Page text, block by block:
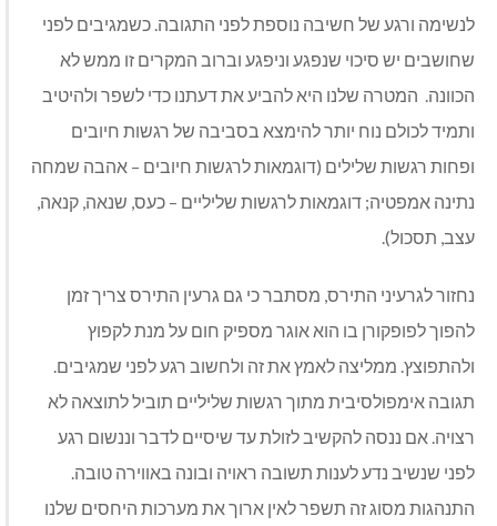
לנשימה ורגע של חשיבה נוספת לפני התגובה. כשמגיבים לפני
שחושבים יש סיכוי שנפגע וניפגע וברוב המקרים זו ממש לא
הכוונה. המטרה שלנו היא להביע את דעתנו כדי לשפר ולהיטיב
ותמיד לכולם נוח יותר להימצא בסביבה של רגשות חיובים
ופחות רגשות שלילים (דוגמאות לרגשות חיובים – אהבה שמחה
נתינה אמפטיה; דוגמאות לרגשות שליליים – כעס, שנאה, קנאה,
עצב, תסכול).
נחזור לגרעיני התירס, מסתבר כי גם גרעין התירס צריך זמן
להפוך לפופקורן בו הוא אוגר מספיק חום על מנת לקפוץ
ולהתפוצץ. ממליצה לאמץ את זה ולחשוב רגע לפני שמגיבים.
תגובה אימפולסיבית מתוך רגשות שליליים תוביל לתוצאה לא
רצויה. אם ננסה להקשיב לזולת עד שיסיים לדבר וננשום רגע
לפני שנשיב נדע לענות תשובה ראויה ובונה באווירה טובה.
התנהגות מסוג זה תשפר לאין ארוך את מערכות היחסים שלנו